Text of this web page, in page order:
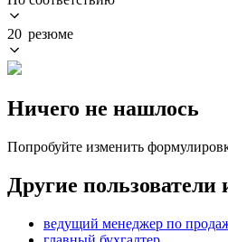
20 резюме
Ничего не нашлось
Попробуйте изменить
Другие пользователи
ведущий менеджер по